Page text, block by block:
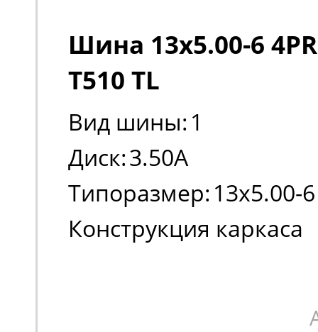
Шина 13x5.00-6
T510 TL
Вид шины: 1
Диск:3.50A
Типоразмер: 13x5.00-6
Конструкция каркаса